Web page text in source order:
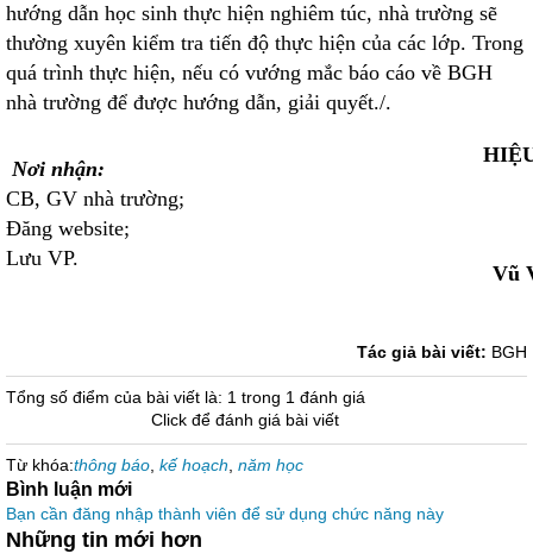
hướng dẫn học sinh thực hiện nghiêm túc, nhà trường sẽ
thường xuyên kiểm tra tiến độ thực hiện của các lớp. Trong
quá trình thực hiện, nếu có vướng mắc báo cáo về BGH
nhà trường để được hướng dẫn, giải quyết./.
Nơi nhận:
CB, GV nhà trường;
Đăng website;
Lưu VP.
Vũ
Tác giả bài viết: BGH
Tổng số điểm của bài viết là: 1 trong 1 đánh giá
Click để đánh giá bài viết
Từ khóa:thông báo kế hoạch năm học
Bình luận mới
Bạn cần đăng nhập thành viên để sử dụng chức năng này
Những tin mới hơn